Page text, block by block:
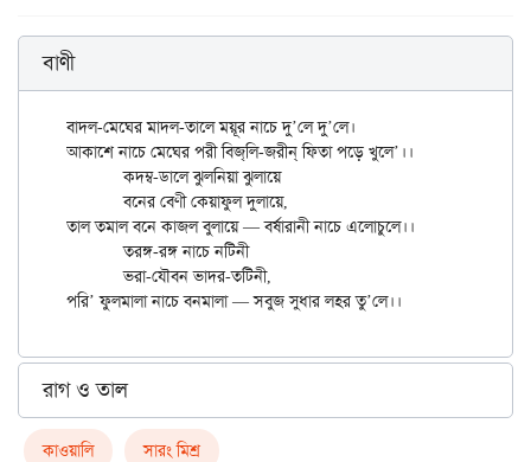
বাণী
বাদল-মেঘের মাদল-তালে ময়ূর নাচে দু’লে দু’লে।
আকাশে নাচে মেঘের পরী বিজ্‌লি-জরীন্ ফিতা পড়ে খুলে’।।
	কদম্ব-ডালে ঝুলনিয়া ঝুলায়ে
	বনের বেণী কেয়াফুল দুলায়ে,
তাল তমাল বনে কাজল বুলায়ে — বর্ষারানী নাচে এলোচুলে।।
	তরঙ্গ-রঙ্গ নাচে নটিনী
	ভরা-যৌবন ভাদর-তটিনী,
রাগ ও তাল
কাওয়ালি সারং মিশ্র